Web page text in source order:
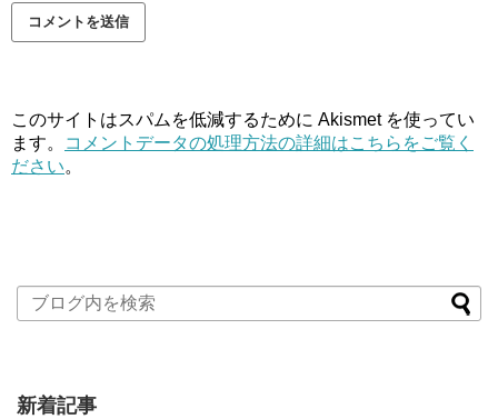
このサイトはスパムを低減するために Akismet を使ってい
ます。
コメントデータの処理方法の詳細はこちらをご覧く
ださい。
新着記事